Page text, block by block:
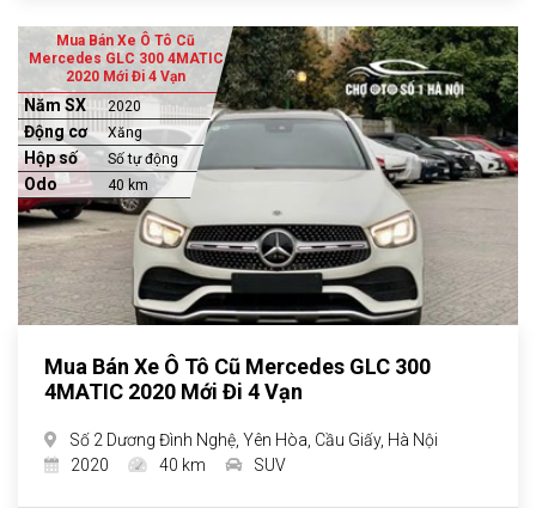
Mua Bán Xe Ô Tô Cũ
Mercedes GLC 300 4MATIC
2020 Mới Đi 4 Vạn
Năm SX 2020
Động cơ Xăng
Hộp số Số tự động
Odo 40 km
Mua Bán Xe Ô Tô Cũ Mercedes GLC 300
4MATIC 2020 Mới Đi 4 Vạn
Số 2 Dương Đình Nghệ, Yên Hòa, Cầu Giấy, Hà Nội
2020
40 km SUV